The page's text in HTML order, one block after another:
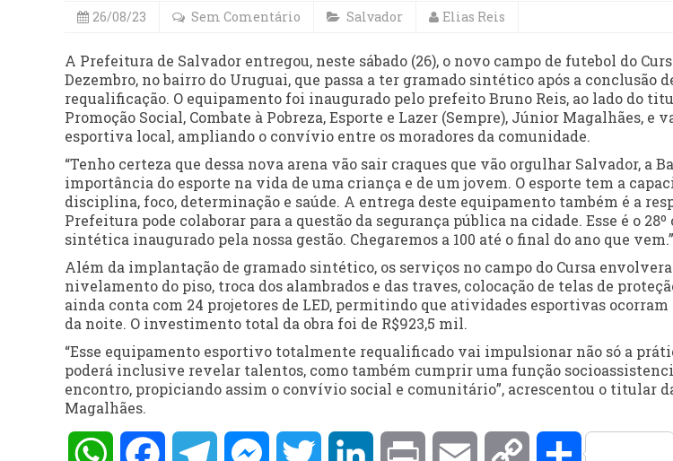
26/08/23 Sem Comentário Salvador Elias Reis
A Prefeitura de Salvador entregou, neste sábado (26), o novo campo de futebol do
Dezembro, no bairro do Uruguai, que passa a ter gramado sintético após a conclusão
requalificação. O equipamento foi inaugurado pelo prefeito Bruno Reis, ao lado do
Promoção Social, Combate à Pobreza, Esporte e Lazer (Sempre), Júnior Magalhães, e
esportiva local, ampliando o convívio entre os moradores da comunidade.
“Tenho certeza que dessa nova arena vão sair craques que vão orgulhar Salvador, a
importância do esporte na vida de uma criança e de um jovem. O esporte tem a
disciplina, foco, determinação e saúde. A entrega deste equipamento também é a
Prefeitura pode colaborar para a questão da segurança pública na cidade. Esse é o
sintética inaugurado pela nossa gestão. Chegaremos a 100 até o final do ano que
Além da implantação de gramado sintético, os serviços no campo do Cursa
nivelamento do piso, troca dos alambrados e das traves, colocação de telas de
ainda conta com 24 projetores de LED, permitindo que atividades esportivas
da noite. O investimento total da obra foi de R$923,5 mil.
“Esse equipamento esportivo totalmente requalificado vai impulsionar não só a
poderá inclusive revelar talentos, como também cumprir uma função
encontro, propiciando assim o convívio social e comunitário”, acrescentou o titular
Magalhães.
WhatsAppFacebookTelegramMessengerTwitter LinkedInPrint Email Copy Compartilhar